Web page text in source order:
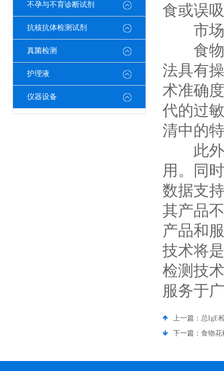
不孕与不育诊断试剂
抗核抗体检测试剂
真菌检测
护理液
仪器设备
食或误
市场
食物
法具有
术准确
代的过
清中的
此外
用。同
数据支
其产品
产品和
技术将
检测技
服务于
上一篇： 总IgE
下一篇： 食物花